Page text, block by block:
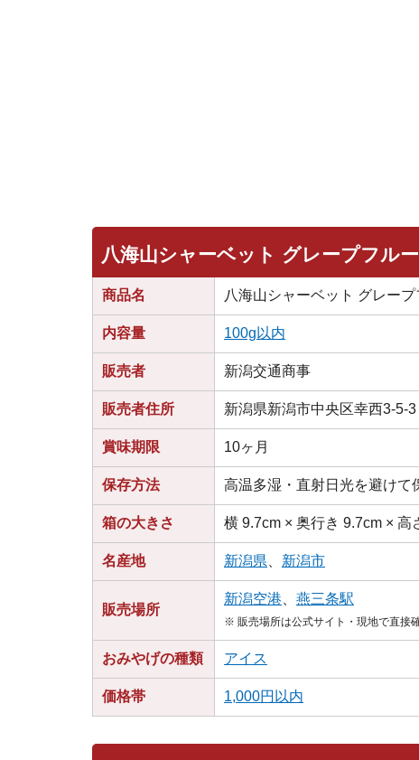
八海山シャーベット グレープフル
商品名 八海山シャーベット グレー
内容量 100g以内
販売者 新潟交通商事
販売者住所 新潟県新潟市中央区幸西3-5-3
賞味期限 10ヶ月
保存方法 高温多湿・直射日光を避けて
箱の大きさ 横 9.7cm × 奥行き 9.7cm × 高
名産地 新潟県 新潟市
販売場所
新潟空港 燕三条駅
※ 販売場所は公式サイト・現地で直接
おみやげの種類 アイス
価格帯 1,000円以内